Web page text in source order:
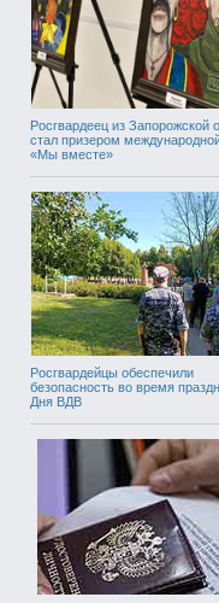
Росгвардеец из Запорожской
стал призером
«Мы вместе»
Росгвардейцы обеспечили
безопасность во время
Дня ВДВ